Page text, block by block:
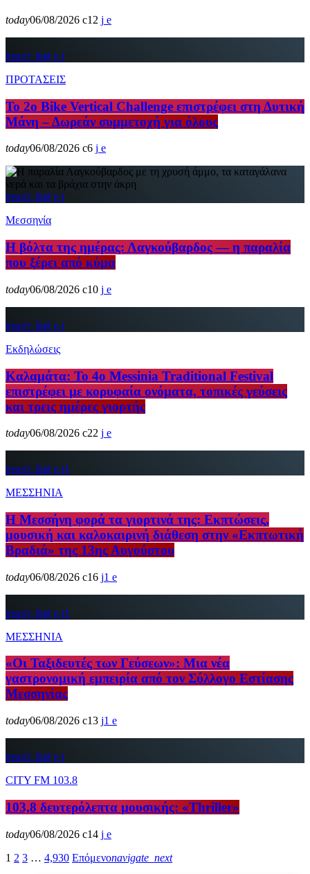
today06/08/2026 12
insert_link
ΠΡΟΤΑΣΕΙΣ
Το 2ο Bike Vertical Challenge επιστρέφει στη Δυτική
Μάνη – Δωρεάν συμμετοχή για όλους
today06/08/2026 6
insert_link
Μεσσηνία
Η βόλτα της ημέρας: Λαγκούβαρδος — η παραλία
που ξέρει από κύμα
today06/08/2026 10
insert_link
Εκδηλώσεις
Καλαμάτα: Το 4ο Messinia Traditional Festival
επιστρέφει με κορυφαία ονόματα, τοπικές γεύσεις
και τρεις ημέρες γιορτής
today06/08/2026 22
insert_link
1
ΜΕΣΣΗΝΙΑ
Η Μεσσήνη φορά τα γιορτινά της: Εκπτώσεις,
μουσική και καλοκαιρινή διάθεση στην «Εκπτωτική
Βραδιά» της 13ης Αυγούστου
today06/08/2026 16 1
insert_link
1
ΜΕΣΣΗΝΙΑ
«Οι Ταξιδευτές των Γεύσεων»: Μια νέα
γαστρονομική εμπειρία από τον Σύλλογο Εστίασης
Μεσσηνίας
today06/08/2026 13 1
insert_link
CITY FM 103.8
103,8 δευτερόλεπτα μουσικής: «Thriller»
today06/08/2026
14
1 2 3 … 4,930 Επόμενοnavigate_next